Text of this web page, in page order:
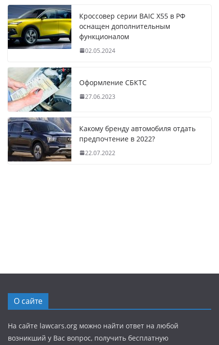
Кроссовер серии BAIC X55 в РФ
оснащен дополнительным
функционалом
02.05.2024
Оформление СБКТС
27.06.2023
Какому бренду автомобиля отдать
предпочтение в 2022?
22.07.2022
О сайте
На сайте lawcars.org можно найти ответ на любой
возникший у Вас вопрос, получить бесплатную